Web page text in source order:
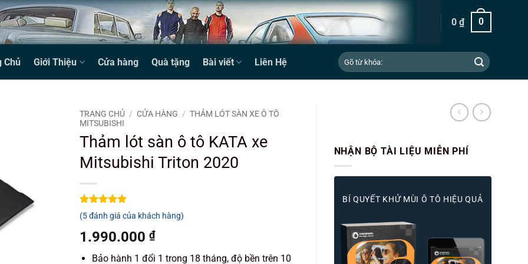
0₫ 0
Chủ Giới Thiệu Cửa hàng Quà tặng Bài viết Liên Hệ
Tìm
kiếm:
TRANG CHỦ / CỬA HÀNG / THẢM LÓT SÀN XE Ô TÔ
MITSUBISHI
Thảm lót sàn ô tô KATA xe
Mitsubishi Triton 2020
5trên 5
dựa trên
5
đánh giá
(5đánh giá của khách hàng)
1.990.000 ₫
Bảo hành 1 đổi 1 trong 18 tháng, độ bền trên 10
NHẬN BỘ TÀI LIỆU MIỄN PHÍ
BÍ QUYẾT KHỬ MÙI Ô TÔ HIỆU QUẢ